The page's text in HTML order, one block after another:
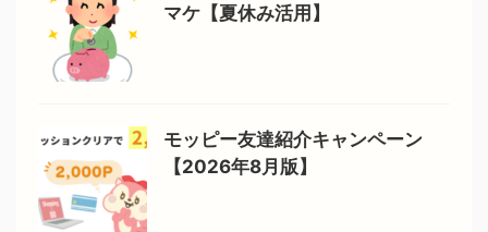
マケ【夏休み活用】
モッピー友達紹介キャンペーン
【2026年8月版】